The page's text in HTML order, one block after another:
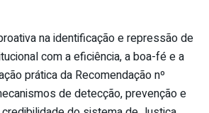
na identificação e repressão de
com a eficiência, a boa-fé e a
prática da Recomendação nº
de detecção, prevenção e